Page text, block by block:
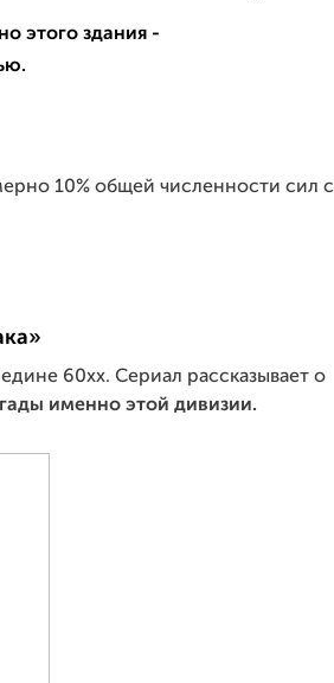
этого здания -
10% общей численности сил с
60хх. Сериал рассказывает о
именно этой дивизии.